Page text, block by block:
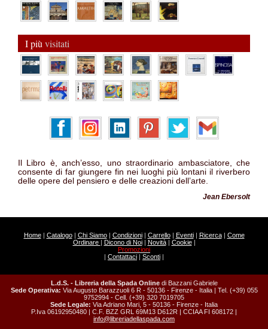
I più visitati
Il Libro è, anch’esso, uno straordinario ambasciatore, che
consente di far giungere fin nei luoghi più lontani il riverbero
delle opere del pensiero e delle creazioni dell’arte.
Jean Ebersolt
Home| Catalogo| Chi Siamo| Condizioni| Carrello| Eventi| Ricerca| Come
Ordinare | Dicono di Noi| Novità| Cookie|
Promozioni
| Contattaci | Sconti |
L.d.S. - Libreria della Spada Online di Bazzani Gabriele
Sede Operativa: Via Augusto Barazzuoli 6 R - 50136 - Firenze - Italia | Tel. (+39) 055
9752994 - Cell. (+39) 320 7019705
Sede Legale: Via Adriano Mari, 5 - 50136 - Firenze - Italia
P.Iva 06192950480 | C.F. BZZ GRL 69M13 D612R | CCIAA FI 608172 |
info@libreriadellaspada.com